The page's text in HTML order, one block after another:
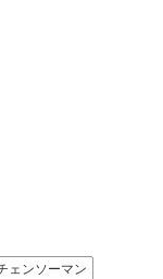
ェンソーマン